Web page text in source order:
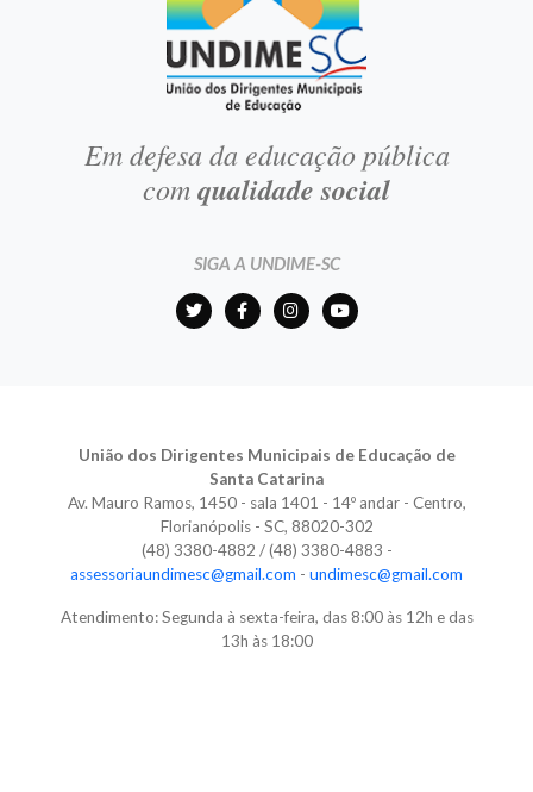
Em defesa da educação pública
comqualidade social
SIGA A UNDIME-SC
União dos Dirigentes Municipais de Educação de
Santa Catarina
Av. Mauro Ramos, 1450 - sala 1401 - 14º andar - Centro,
Florianópolis - SC, 88020-302
(48) 3380-4882 / (48) 3380-4883 -
assessoriaundimesc@gmail.com - undimesc@gmail.com
Atendimento: Segunda à sexta-feira, das 8:00 às 12h e das
13h às 18:00